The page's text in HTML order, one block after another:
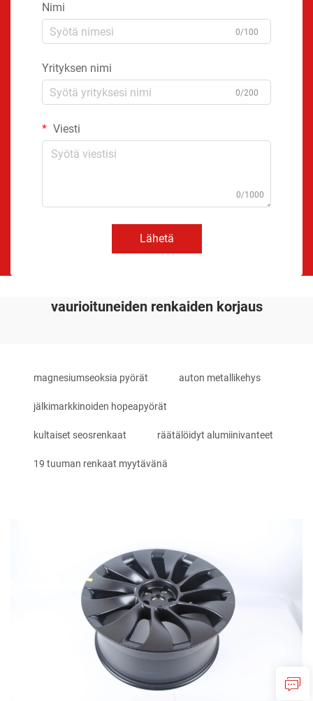
Nimi
0/100
Yrityksen nimi
0/200
Viesti
0/1000
Lähetä
vaurioituneiden renkaiden korjaus
magnesiumseoksia pyörät auton metallikehys
jälkimarkkinoiden hopeapyörät
kultaiset seosrenkaat räätälöidyt alumiinivanteet
19 tuuman renkaat myytävänä